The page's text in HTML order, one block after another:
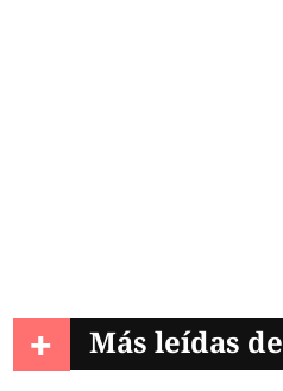
+ Más leídas de